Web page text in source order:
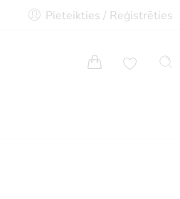
Pieteikties / Reģistrēties